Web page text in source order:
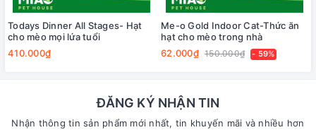
Todays Dinner All Stages- Hạt
cho mèo mọi lứa tuổi
410.000₫
Me-o Gold Indoor Cat-Thức ăn
hạt cho mèo trong nhà
62.000₫ 150.000₫ - 59%
ĐĂNG KÝ NHẬN TIN
Nhận thông tin sản phẩm mới nhất, tin khuyến mãi và nhiều hơn